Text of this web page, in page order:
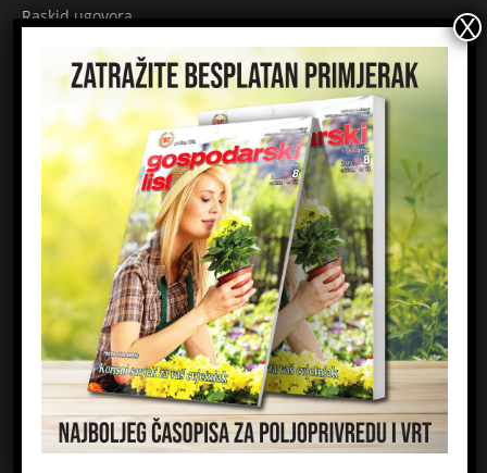
Raskid ugovora
Načini plaćanja
Sigurnost plaćanja
Prijavite se na newsletter
Email